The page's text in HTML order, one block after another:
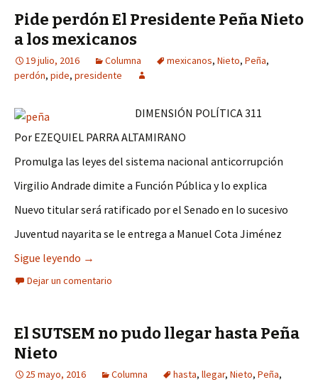
Pide perdón El Presidente Peña Nieto
a los mexicanos
19 julio, 2016 Columna mexicanos, Nieto, Peña,
perdón, pide, presidente
DIMENSIÓN POLÍTICA 311
Por EZEQUIEL PARRA ALTAMIRANO
Promulga las leyes del sistema nacional anticorrupción
Virgilio Andrade dimite a Función Pública y lo explica
Nuevo titular será ratificado por el Senado en lo sucesivo
Juventud nayarita se le entrega a Manuel Cota Jiménez
Sigue leyendo Pide perdón El Presidente Peña Nieto a los
→
Dejar un comentario
El SUTSEM no pudo llegar hasta Peña
Nieto
25 mayo, 2016 Columna hasta, llegar, Nieto, Peña,